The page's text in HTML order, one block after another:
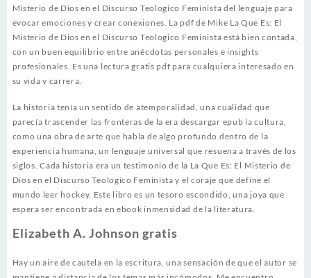
Misterio de Dios en el Discurso Teologico Feminista del lenguaje para
evocar emociones y crear conexiones. La pdf de Mike La Que Es: El
Misterio de Dios en el Discurso Teologico Feminista está bien contada,
con un buen equilibrio entre anécdotas personales e insights
profesionales. Es una lectura gratis pdf para cualquiera interesado en
su vida y carrera.
La historia tenía un sentido de atemporalidad, una cualidad que
parecía trascender las fronteras de la era descargar epub la cultura,
como una obra de arte que habla de algo profundo dentro de la
experiencia humana, un lenguaje universal que resuena a través de los
siglos. Cada historia era un testimonio de la La Que Es: El Misterio de
Dios en el Discurso Teologico Feminista y el coraje que define el
mundo leer hockey. Este libro es un tesoro escondido, una joya que
espera ser encontrada en ebook inmensidad de la literatura.
Elizabeth A. Johnson gratis
Hay un aire de cautela en la escritura, una sensación de que el autor se